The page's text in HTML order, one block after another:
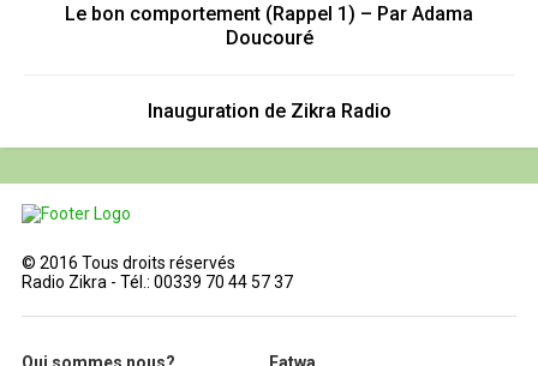
Le bon comportement (Rappel 1) – Par Adama
Doucouré
Inauguration de Zikra Radio
© 2016 Tous droits réservés
Radio Zikra - Tél.: 00339 70 44 57 37